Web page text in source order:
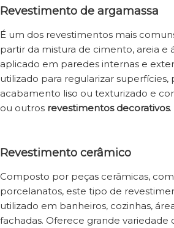
Revestimento de argamassa
É um dos revestimentos mais
partir da mistura de cimento, areia e
aplicado em paredes internas e
utilizado para regularizar
acabamento liso ou texturizado e
ou outros revestimentos decorativos.
Revestimento cerâmico
Composto por peças cerâmicas,
porcelanatos, este tipo de
utilizado em banheiros, cozinhas,
fachadas. Oferece grande variedade